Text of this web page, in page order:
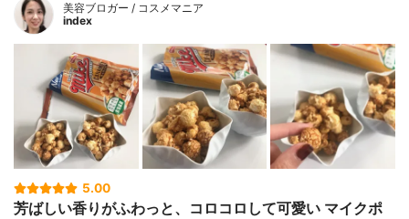
美容ブロガー / コスメマニア
index
5.00
芳ばしい香りがふわっと、コロコロして可愛い マイクポ